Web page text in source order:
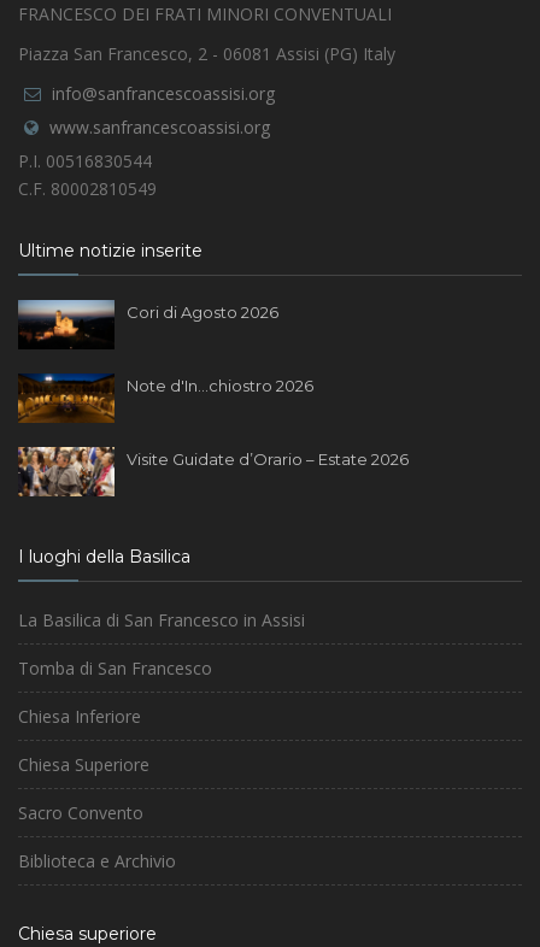
FRANCESCO DEI FRATI MINORI CONVENTUALI
Piazza San Francesco, 2 - 06081 Assisi (PG) Italy
info@sanfrancescoassisi.org
www.sanfrancescoassisi.org
P.I. 00516830544
C.F. 80002810549
Ultime notizie inserite
Cori di Agosto 2026
Note d'In...chiostro 2026
Visite Guidate d’Orario – Estate 2026
I luoghi della Basilica
La Basilica di San Francesco in Assisi
Tomba di San Francesco
Chiesa Inferiore
Chiesa Superiore
Sacro Convento
Biblioteca e Archivio
Chiesa superiore